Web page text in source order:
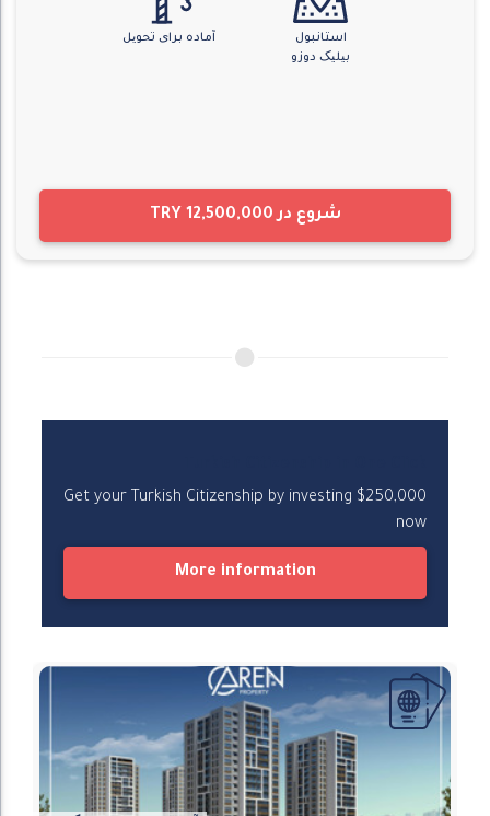
استانبول
بیلیک دوزو
آماده برای تحویل
شروع در TRY 12,500,000
Get your Turkish Citizenship by investing $250,000
now
More information